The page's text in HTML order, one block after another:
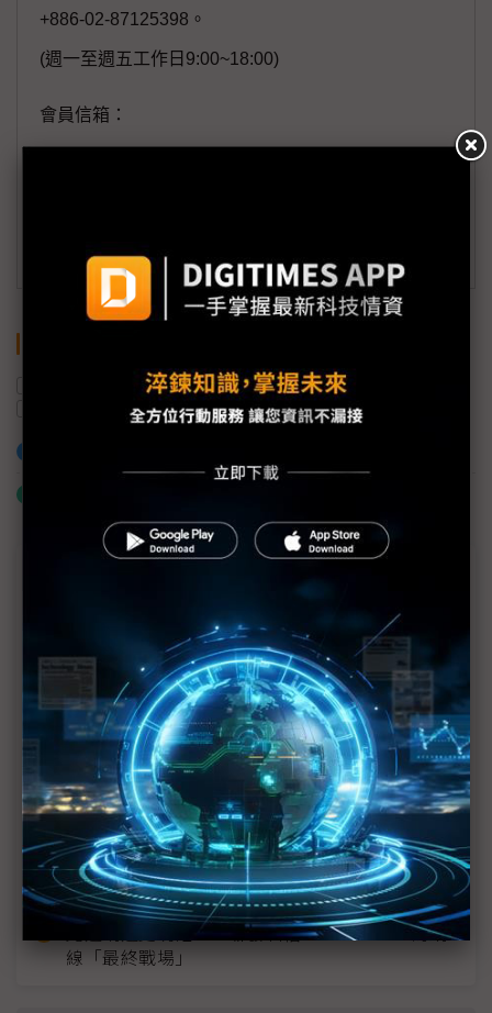
+886-02-87125398。
(週一至週五工作日9:00~18:00)
會員信箱：
訂閱DIGITIMES 行動版
驅動IC
LG Innotek
蘋果 供應鏈
MLCC訂單過熱、出貨比創高 村田示警全球AI基
建熱潮將趨緩
2027全年記憶體產能提前售罄 買家「祕而不
宣」只怕買不夠
英特爾EMIB良率達標 聯發科第2代ASIC產品
2028準時量產
SpaceX晶片採購大轉向 Elon Musk捨超微全面
採用NVIDIA
光進銅退更明確？ 聯發科估SerDes 448G為銅
線「最終戰場」